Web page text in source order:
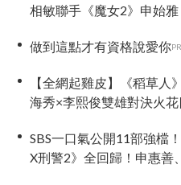
相敏聯手《魔女2》申始
做到這點才有資格說愛你
【全網起雞皮】《稻草人
海秀×李熙俊雙雄對決火
SBS一口氣公開11部強檔
X刑警2》全回歸！申惠善